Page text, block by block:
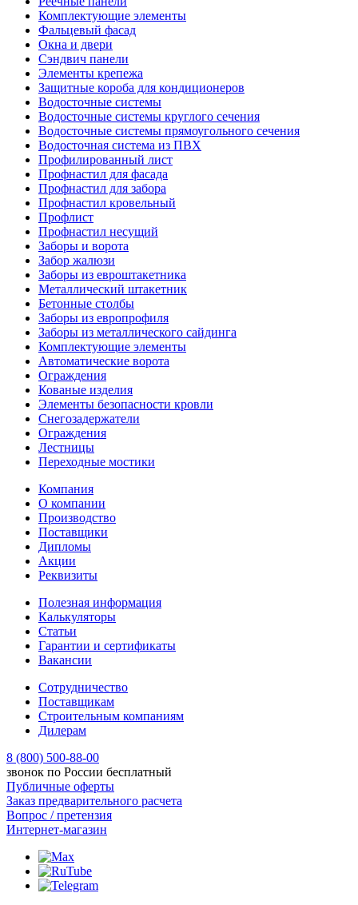
Комплектующие элементы
Фальцевый фасад
Окна и двери
Сэндвич панели
Элементы крепежа
Защитные короба для кондиционеров
Водосточные системы
Водосточные системы круглого сечения
Водосточные системы прямоугольного сечения
Водосточная система из ПВХ
Профилированный лист
Профнастил для фасада
Профнастил для забора
Профнастил кровельный
Профлист
Профнастил несущий
Заборы и ворота
Забор жалюзи
Заборы из евроштакетника
Металлический штакетник
Бетонные столбы
Заборы из европрофиля
Заборы из металлического сайдинга
Комплектующие элементы
Автоматические ворота
Ограждения
Кованые изделия
Элементы безопасности кровли
Снегозадержатели
Ограждения
Лестницы
Переходные мостики
Компания
О компании
Производство
Поставщики
Дипломы
Акции
Реквизиты
Полезная информация
Калькуляторы
Статьи
Гарантии и сертификаты
Вакансии
Сотрудничество
Поставщикам
Строительным компаниям
Дилерам
8 (800) 500-88-00
звонок по России бесплатный
Публичные оферты
Заказ предварительного расчета
Вопрос / претензия
Интернет-магазин